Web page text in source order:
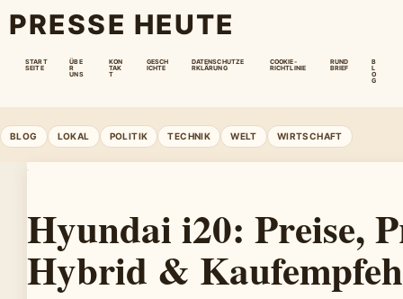
PRESSE HEUTE
START
SEITE
ÜBE
R
UNS
KON
TAK
T
GESCH
ICHTE
DATENSCHUTZE
RKLÄRUNG
COOKIE-
RICHTLINIE
RUND
BRIEF
B
L
O
G
BLOG LOKAL POLITIK TECHNIK WELT WIRTSCHAFT
Hyundai i20: Preise,
Hybrid &